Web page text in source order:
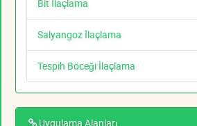
Bit İlaçlama
Salyangoz İlaçlama
Tespih Böceği İlaçlama
Uygulama Alanları